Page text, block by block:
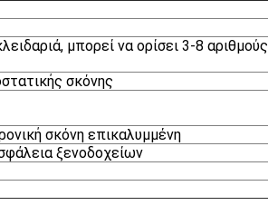
μπορεί να ορίσει 3-8 αριθμούς
σκόνης
σκόνη επικαλυμμένη
ξενοδοχείων